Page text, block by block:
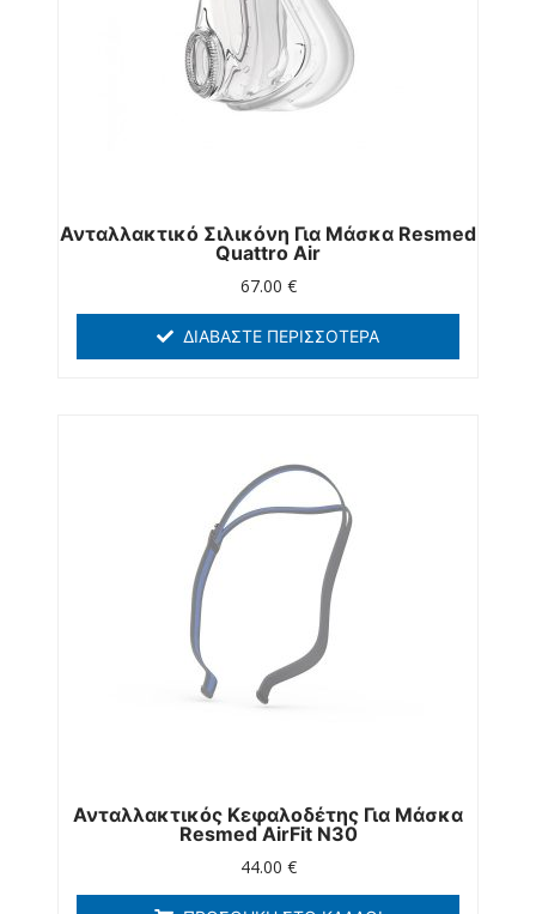
Ανταλλακτικό Σιλικόνη Για Μάσκα Resmed
Quattro Air
67.00 €
ΔΙΑΒΆΣΤΕ ΠΕΡΙΣΣΌΤΕΡΑ
Ανταλλακτικός Κεφαλοδέτης Για Μάσκα
Resmed AirFit Ν30
44.00 €